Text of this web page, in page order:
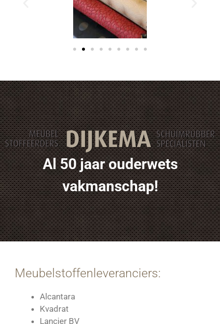
Al 50 jaar ouderwets
vakmanschap!
Meubelstoffenleveranciers:
Alcantara
Kvadrat
Lancier BV